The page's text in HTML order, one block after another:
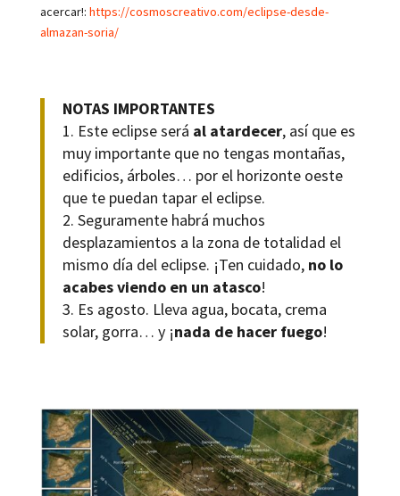
acercar!: https://cosmoscreativo.com/eclipse-desde-
almazan-soria/
NOTAS IMPORTANTES
1. Este eclipse será al atardecer, así que es
muy importante que no tengas montañas,
edificios, árboles… por el horizonte oeste
que te puedan tapar el eclipse.
2. Seguramente habrá muchos
desplazamientos a la zona de totalidad el
mismo día del eclipse. ¡Ten cuidado, no lo
acabes viendo en un atasco!
3. Es agosto. Lleva agua, bocata, crema
solar, gorra… y ¡nada de hacer fuego!